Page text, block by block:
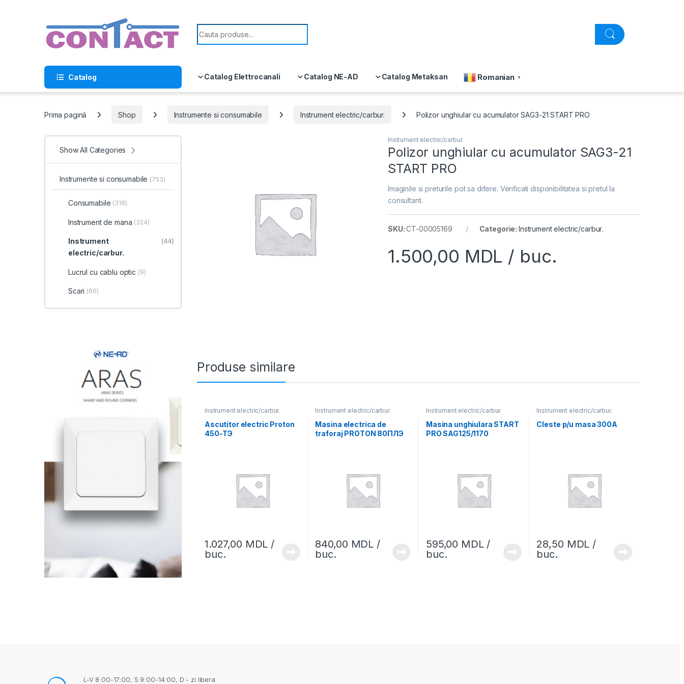
Search for:
Catalog Catalog Elettrocanali Catalog NE-AD Catalog Metaksan Romanian ▼
Prima pagină Shop Instrumente si consumabile Instrument electric/carbur. Polizor unghiular cu acumulator SAG3-21 START PRO
Instrument electric/carbur.
Polizor unghiular cu acumulator SAG3-21
START PRO
Imaginile si preturile pot sa difere. Verificati disponibilitatea si pretul la
consultant.
SKU:CT-00005169 Categorie: Instrument electric/carbur.
1.500,00 MDL / buc.
Produse similare
Instrument electric/carbur.
Ascutitor electric Proton
450-ТЭ
1.027,00 MDL /
buc.
Instrument electric/carbur.
Masina electrica de
traforaj PROTON 80ПЛЭ
840,00 MDL /
buc.
Instrument electric/carbur.
Masina unghiulara START
PRO SAG125/1170
595,00 MDL/
buc.
Instrument electric/carbur.
Cleste p/u masa 300A
28,50 MDL /
buc.
Show All Categories
Instrumente si consumabile (753)
Consumabile (316)
Instrument de mana (324)
Instrument
electric/carbur.
(44)
Lucrul cu cablu optic (9)
Scari (60)
L-V 8:00-17:00, S 9:00-14:00, D - zi libera